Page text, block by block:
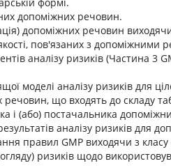
допоміжних речовин.
допоміжних речовин
пов'язаних з допоміжними
аналізу ризиків (Частина
моделі аналізу ризиків для
що входять до складу
і (або) постачальника
аналізу ризиків для
правил GMP виходячи з
ризиків щодо